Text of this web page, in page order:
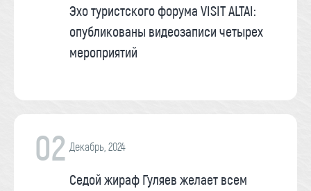
Эхо туристского форума VISIT ALTAI:
опубликованы видеозаписи четырех
мероприятий
02 Декабрь, 2024
Седой жираф Гуляев желает всем